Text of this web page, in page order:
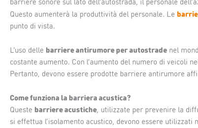
Questo aumenterà la produttività del personale. Le
punto di vista.
L’uso delle barriere antirumore per autostrade nel
costante aumento. Con l’aumento del numero di veicoli
Pertanto, devono essere prodotte barriere antirumore
Come funziona la barriera acustica?
Queste barriere acustiche, utilizzate per prevenire la
si effettua l’isolamento acustico, devono essere